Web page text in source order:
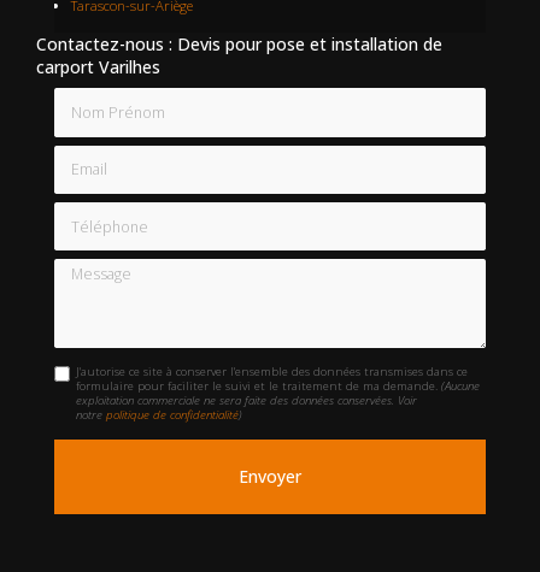
Tarascon-sur-Ariège
Contactez-nous : Devis pour pose et installation de
carport Varilhes
Email
Téléphone
Message
J'autorise ce site à conserver l'ensemble des données transmises dans ce
formulaire pour faciliter le suivi et le traitement de ma demande.(Aucune
exploitation commerciale ne sera faite des données conservées. Voir
notrepolitique de confidentialité)